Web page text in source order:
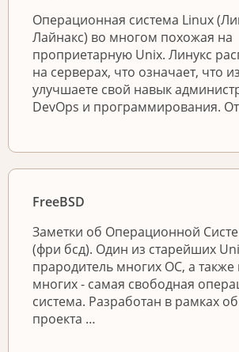
Операционная система Linux
Лайнакс) во многом похожая на
проприетарную Unix. Линукс
на серверах, что означает, что
улучшаете свой навык
DevOps и программирования.
FreeBSD
Заметки об Операционной
(фри бсд). Один из старейших
прародитель многих ОС, а
многих - самая свободная
система. Разработан в рамках
проекта …